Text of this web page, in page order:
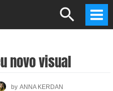
Search
novo visual
by ANNA KERDAN